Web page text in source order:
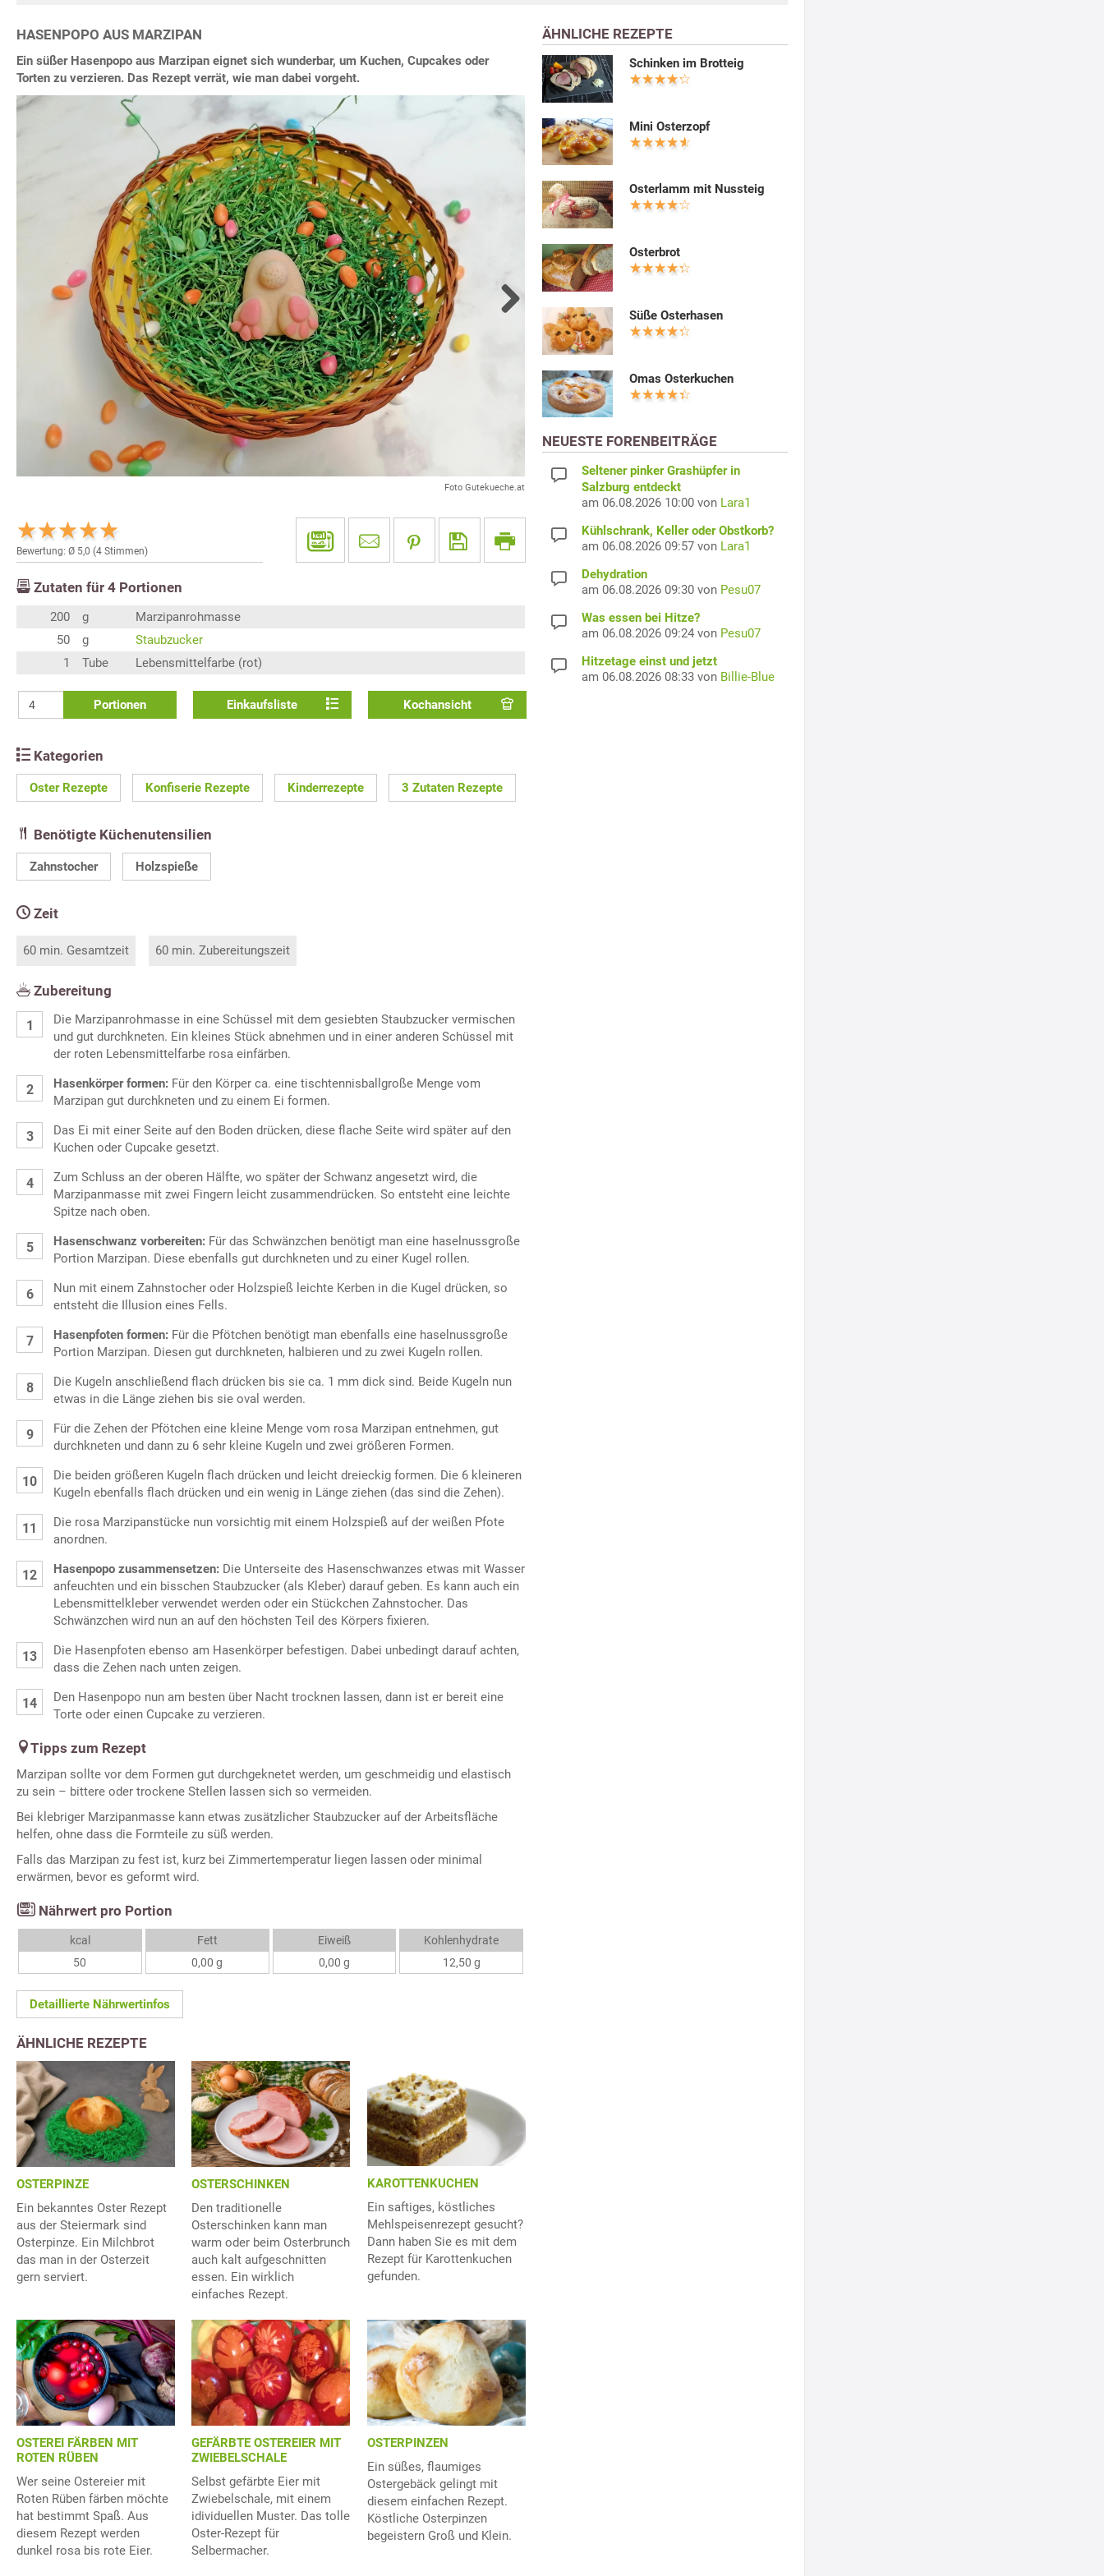
HASENPOPO AUS MARZIPAN
Ein süßer Hasenpopo aus Marzipan eignet sich wunderbar, um Kuchen, Cupcakes oder
Torten zu verzieren. Das Rezept verrät, wie man dabei vorgeht.
Foto Gutekueche.at
Bewertung: Ø 5,0 (4 Stimmen)
Zutaten für 4 Portionen
200 g
Marzipanrohmasse
50
g
Staubzucker
1
Tube Lebensmittelfarbe (rot)
Portionen Einkaufsliste Kochansicht
Kategorien
Oster Rezepte Konfiserie Rezepte Kinderrezepte 3 Zutaten Rezepte
Benötigte Küchenutensilien
Zahnstocher Holzspieße
Zeit
60 min. Gesamtzeit 60 min. Zubereitungszeit
Zubereitung
Die Marzipanrohmasse in eine Schüssel mit dem gesiebten Staubzucker vermischen
und gut durchkneten. Ein kleines Stück abnehmen und in einer anderen Schüssel mit
der roten Lebensmittelfarbe rosa einfärben.
Hasenkörper formen: Für den Körper ca. eine tischtennisballgroße Menge vom
Marzipan gut durchkneten und zu einem Ei formen.
Das Ei mit einer Seite auf den Boden drücken, diese flache Seite wird später auf den
Kuchen oder Cupcake gesetzt.
Zum Schluss an der oberen Hälfte, wo später der Schwanz angesetzt wird, die
Marzipanmasse mit zwei Fingern leicht zusammendrücken. So entsteht eine leichte
Spitze nach oben.
Hasenschwanz vorbereiten: Für das Schwänzchen benötigt man eine haselnussgroße
Portion Marzipan. Diese ebenfalls gut durchkneten und zu einer Kugel rollen.
Nun mit einem Zahnstocher oder Holzspieß leichte Kerben in die Kugel drücken, so
entsteht die Illusion eines Fells.
Hasenpfoten formen: Für die Pfötchen benötigt man ebenfalls eine haselnussgroße
Portion Marzipan. Diesen gut durchkneten, halbieren und zu zwei Kugeln rollen.
Die Kugeln anschließend flach drücken bis sie ca. 1 mm dick sind. Beide Kugeln nun
etwas in die Länge ziehen bis sie oval werden.
Für die Zehen der Pfötchen eine kleine Menge vom rosa Marzipan entnehmen, gut
durchkneten und dann zu 6 sehr kleine Kugeln und zwei größeren Formen.
Die beiden größeren Kugeln flach drücken und leicht dreieckig formen. Die 6 kleineren
Kugeln ebenfalls flach drücken und ein wenig in Länge ziehen (das sind die Zehen).
Die rosa Marzipanstücke nun vorsichtig mit einem Holzspieß auf der weißen Pfote
anordnen.
Hasenpopo zusammensetzen: Die Unterseite des Hasenschwanzes etwas mit Wasser
anfeuchten und ein bisschen Staubzucker (als Kleber) darauf geben. Es kann auch ein
Lebensmittelkleber verwendet werden oder ein Stückchen Zahnstocher. Das
Schwänzchen wird nun an auf den höchsten Teil des Körpers fixieren.
Die Hasenpfoten ebenso am Hasenkörper befestigen. Dabei unbedingt darauf achten,
dass die Zehen nach unten zeigen.
Den Hasenpopo nun am besten über Nacht trocknen lassen, dann ist er bereit eine
Torte oder einen Cupcake zu verzieren.
Tipps zum Rezept
Marzipan sollte vor dem Formen gut durchgeknetet werden, um geschmeidig und elastisch
zu sein – bittere oder trockene Stellen lassen sich so vermeiden.
Bei klebriger Marzipanmasse kann etwas zusätzlicher Staubzucker auf der Arbeitsfläche
helfen, ohne dass die Formteile zu süß werden.
Falls das Marzipan zu fest ist, kurz bei Zimmertemperatur liegen lassen oder minimal
erwärmen, bevor es geformt wird.
Nährwert pro Portion
kcal
50
Fett
0,00 g
Eiweiß
0,00 g
Kohlenhydrate
12,50 g
Detaillierte Nährwertinfos
ÄHNLICHE REZEPTE
OSTERPINZE
Ein bekanntes Oster Rezept
aus der Steiermark sind
Osterpinze. Ein Milchbrot
das man in der Osterzeit
gern serviert.
OSTERSCHINKEN
Den traditionelle
Osterschinken kann man
warm oder beim Osterbrunch
auch kalt aufgeschnitten
essen. Ein wirklich
einfaches Rezept.
KAROTTENKUCHEN
Ein saftiges, köstliches
Mehlspeisenrezept gesucht?
Dann haben Sie es mit dem
Rezept für Karottenkuchen
gefunden.
OSTEREI FÄRBEN MIT
ROTEN RÜBEN
Wer seine Ostereier mit
Roten Rüben färben möchte
hat bestimmt Spaß. Aus
diesem Rezept werden
dunkel rosa bis rote Eier.
GEFÄRBTE OSTEREIER MIT
ZWIEBELSCHALE
Selbst gefärbte Eier mit
Zwiebelschale, mit einem
idividuellen Muster. Das tolle
Oster-Rezept für
Selbermacher.
OSTERPINZEN
Ein süßes, flaumiges
Ostergebäck gelingt mit
diesem einfachen Rezept.
Köstliche Osterpinzen
begeistern Groß und Klein.
ÄHNLICHE REZEPTE
Schinken im Brotteig
Mini Osterzopf
Osterlamm mit Nussteig
Osterbrot
Süße Osterhasen
Omas Osterkuchen
NEUESTE FORENBEITRÄGE
Seltener pinker Grashüpfer in
Salzburg entdeckt
am 06.08.2026 10:00 von Lara1
Kühlschrank, Keller oder Obstkorb?
am 06.08.2026 09:57 von Lara1
Dehydration
am 06.08.2026 09:30 von Pesu07
Was essen bei Hitze?
am 06.08.2026 09:24 von Pesu07
Hitzetage einst und jetzt
am 06.08.2026 08:33 von Billie-Blue